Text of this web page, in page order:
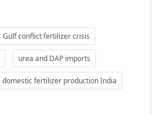
Gulf conflict fertilizer crisis
urea and DAP imports
domestic fertilizer production India